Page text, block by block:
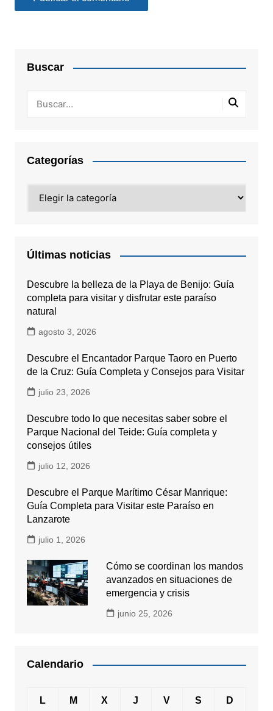
Buscar
Categorías
Últimas noticias
Descubre la belleza de la Playa de Benijo: Guía
completa para visitar y disfrutar este paraíso
natural
agosto 3, 2026
Descubre el Encantador Parque Taoro en Puerto
de la Cruz: Guía Completa y Consejos para Visitar
julio 23, 2026
Descubre todo lo que necesitas saber sobre el
Parque Nacional del Teide: Guía completa y
consejos útiles
julio 12, 2026
Descubre el Parque Marítimo César Manrique:
Guía Completa para Visitar este Paraíso en
Lanzarote
julio 1, 2026
Cómo se coordinan los mandos
avanzados en situaciones de
emergencia y crisis
junio 25, 2026
Calendario
L M X J V S D